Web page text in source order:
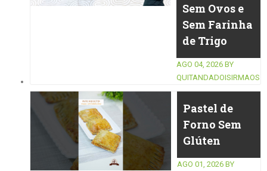
Sem Ovos e
Sem Farinha
de Trigo
AGO 04, 2026 BY
QUITANDADOISIRMAOS
Pastel de
Forno Sem
Glúten
AGO 01, 2026 BY